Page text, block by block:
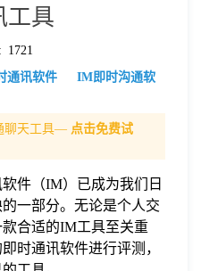
工具
: 1721
通讯软件
IM即时沟通软
聊天工具— 点击免费试
件（IM）已成为我们日
一部分。无论是个人交
合适的IM工具至关重
时通讯软件进行评测，